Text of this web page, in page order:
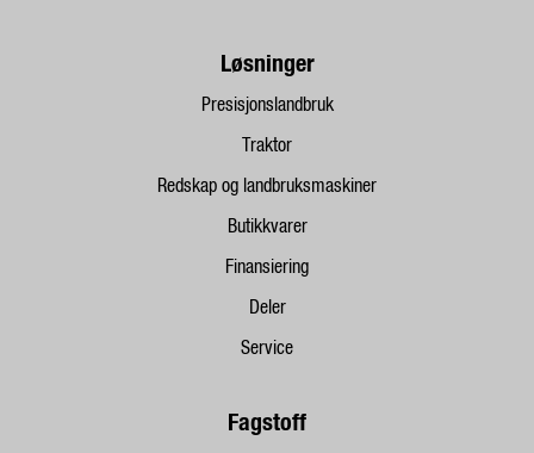
Løsninger
Presisjonslandbruk
Traktor
Redskap og landbruksmaskiner
Butikkvarer
Finansiering
Deler
Service
Fagstoff